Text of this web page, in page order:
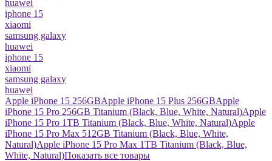
huawei
iphone 15
xiaomi
samsung galaxy
huawei
iphone 15
xiaomi
samsung galaxy
huawei
Apple iPhone 15 256GBApple iPhone 15 Plus 256GBApple
iPhone 15 Pro 256GB Titanium (Black, Blue, White, Natural)Apple
iPhone 15 Pro 1TB Titanium (Black, Blue, White, Natural)Apple
iPhone 15 Pro Max 512GB Titanium (Black, Blue, White,
Natural)Apple iPhone 15 Pro Max 1TB Titanium (Black, Blue,
White, Natural)Показать все товары